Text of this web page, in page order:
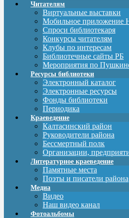
Читателям
Виртуальные выставки
Мобильное приложение
Спроси библиотекаря
Конкурсы читателям
Клубы по интересам
Библиотечные сайты РБ
Мероприятия по
Ресурсы библиотеки
Электронный каталог
Электронные ресурсы
Фонды библиотеки
Периодика
Краеведение
Калтасинский район
Руководители района
Бессмертный полк
Организации,
Литературное краеведение
Памятные места
Поэты и писатели района
Медиа
Видео
Наш видео канал
Фотоальбомы